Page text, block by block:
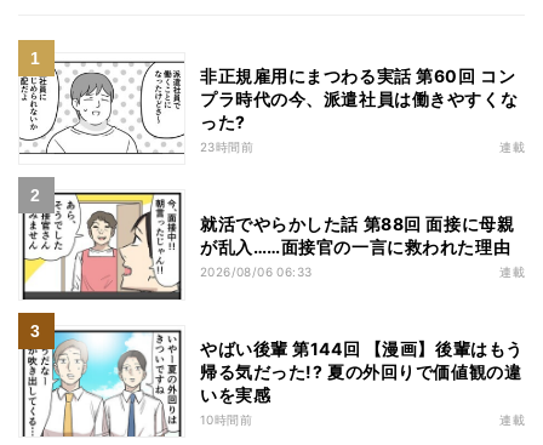
非正規雇用にまつわる実話 第60回 コン
プラ時代の今、派遣社員は働きやすくな
った?
23時間前 連載
就活でやらかした話 第88回 面接に母親
が乱入……面接官の一言に救われた理由
2026/08/06 06:33 連載
やばい後輩 第144回 【漫画】後輩はもう
帰る気だった!? 夏の外回りで価値観の違
いを実感
10時間前 連載